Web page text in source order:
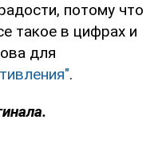
потому что
такое в цифрах и
для
.